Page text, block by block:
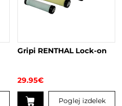
Gripi RENTHAL Lock-on
29.95€
Poglej izdelek